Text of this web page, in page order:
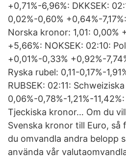
+0,71%-6,96%: DKKSEK:
0,02%-0,60% +0,64%-
Norska kronor: 1,01: 0,00%
+5,66%: NOKSEK: 02:10:
+0,01%-0,33% +0,92%-
Ryska rubel: 0,11-0,17%-
RUBSEK: 02:11:
0,06%-0,78%-1,21%-
Tjeckiska kronor… Om du
Svenska kronor till Euro, så
du omvandla andra belopp
använda vår